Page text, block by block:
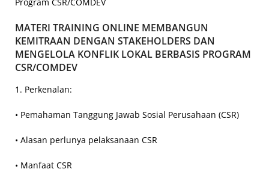
MATERI TRAINING ONLINE MEMBANGUN
KEMITRAAN DENGAN STAKEHOLDERS DAN
MENGELOLA KONFLIK LOKAL BERBASIS PROGRAM
CSR/COMDEV
1. Perkenalan:
• Pemahaman Tanggung Jawab Sosial Perusahaan (CSR)
• Alasan perlunya pelaksanaan CSR
• Manfaat CSR